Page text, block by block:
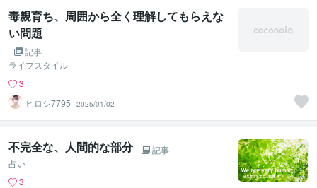
毒親育ち、周囲から全く理解してもらえな
い問題
記事
ライフスタイル
3
ヒロシ7795
2025/01/02
不完全な、人間的な部分
記事
占い
3